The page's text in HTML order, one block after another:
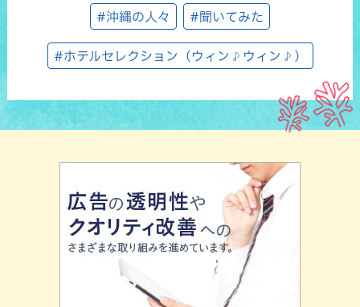
#沖縄の人々 #聞いてみた
#ホテルセレクション（ウィン♪ウィン♪）